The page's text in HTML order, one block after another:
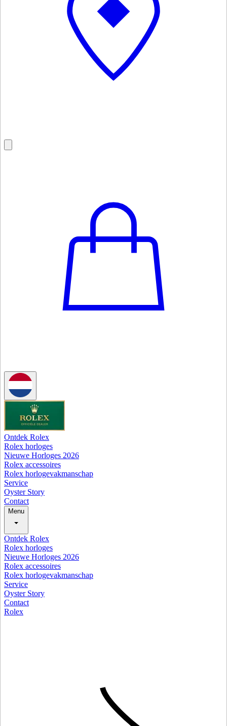
Ontdek Rolex
Rolex horloges
Nieuwe Horloges 2026
Rolex accessoires
Rolex horlogevakmanschap
Service
Oyster Story
Contact
Menu
Ontdek Rolex
Rolex horloges
Nieuwe Horloges 2026
Rolex accessoires
Rolex horlogevakmanschap
Service
Oyster Story
Contact
Rolex